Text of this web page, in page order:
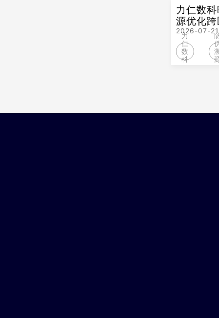
力仁数
源优化
2026-07-21
力
仁
数
科